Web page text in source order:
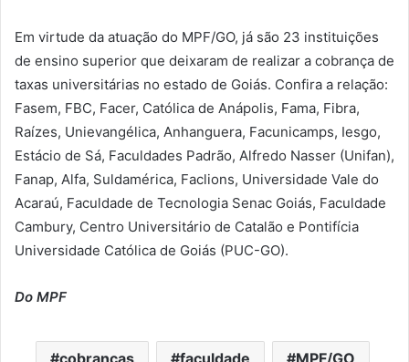
Em virtude da atuação do MPF/GO, já são 23 instituições
de ensino superior que deixaram de realizar a cobrança de
taxas universitárias no estado de Goiás. Confira a relação:
Fasem, FBC, Facer, Católica de Anápolis, Fama, Fibra,
Raízes, Unievangélica, Anhanguera, Facunicamps, Iesgo,
Estácio de Sá, Faculdades Padrão, Alfredo Nasser (Unifan),
Fanap, Alfa, Suldamérica, Faclions, Universidade Vale do
Acaraú, Faculdade de Tecnologia Senac Goiás, Faculdade
Cambury, Centro Universitário de Catalão e Pontifícia
Universidade Católica de Goiás (PUC-GO).
Do MPF
cobranças faculdade MPF/GO